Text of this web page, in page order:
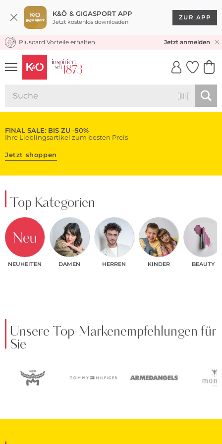
K&Ö & GIGASPORT APP
Jetzt kostenlos downloaden
ZUR APP
KOSTENLOSER VERSAND* & RÜCKVERSAND
Pluscard Vorteile erhalten Jetzt anmelden
UNSERE APP
CLICK &
FINAL SALE: BIS ZU -50%
Ihre Lieblingsartikel zum besten Preis
Jetzt shoppen
Top Kategorien
NEUHEITEN DAMEN HERREN KINDER BEAUTY
Unsere Top-Markenempfehlungen für
Sie